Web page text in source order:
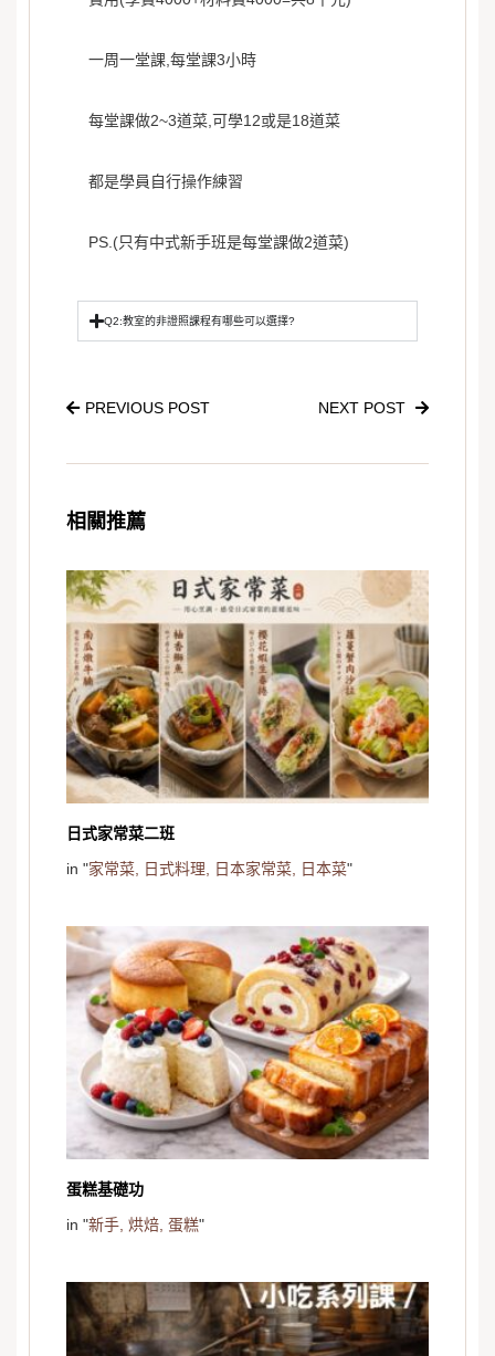
一周一堂課,每堂課3小時
每堂課做2~3道菜,可學12或是18道菜
都是學員自行操作練習
PS.(只有中式新手班是每堂課做2道菜)
Q2:教室的非證照課程有哪些可以選擇?
PREVIOUS POST NEXT POST
相關推薦
日式家常菜二班
in "家常菜, 日式料理, 日本家常菜, 日本菜"
蛋糕基礎功
in "新手, 烘焙, 蛋糕"